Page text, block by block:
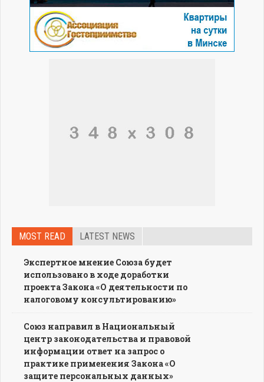
MOST READ LATEST NEWS
Экспертное мнение Союза будет
использовано в ходе доработки
проекта Закона «О деятельности по
налоговому консультированию»
Союз направил в Национальный
центр законодательства и правовой
информации ответ на запрос о
практике применения Закона «О
защите персональных данных»